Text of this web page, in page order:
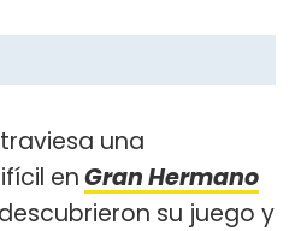
una
enGran Hermano
su juego y